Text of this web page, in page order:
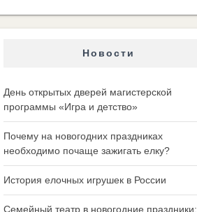
Новости
День открытых дверей магистерской
программы «Игра и детство»
Почему на новогодних праздниках
необходимо почаще зажигать елку?
История елочных игрушек в России
Семейный театр в новогодние праздники: